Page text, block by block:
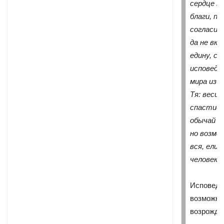
сердце
благи,
да не
едину,
мира
Тя: веси
обычай
но
вся,